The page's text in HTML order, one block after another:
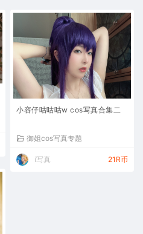
小容仔咕咕咕w cos写真合集二
御姐cos写真专题
i写真 21R币